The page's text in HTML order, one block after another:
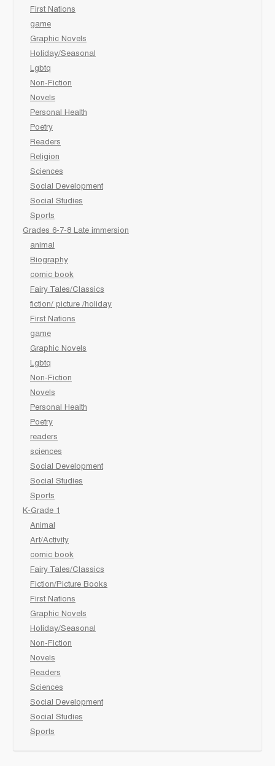
First Nations
game
Graphic Novels
Holiday/Seasonal
Lgbtq
Non-Fiction
Novels
Personal Health
Poetry
Readers
Religion
Sciences
Social Development
Social Studies
Sports
Grades 6-7-8 Late immersion
animal
Biography
comic book
Fairy Tales/Classics
fiction/ picture /holiday
First Nations
game
Graphic Novels
Lgbtq
Non-Fiction
Novels
Personal Health
Poetry
readers
sciences
Social Development
Social Studies
Sports
K-Grade 1
Animal
Art/Activity
comic book
Fairy Tales/Classics
Fiction/Picture Books
First Nations
Graphic Novels
Holiday/Seasonal
Non-Fiction
Novels
Readers
Sciences
Social Development
Social Studies
Sports